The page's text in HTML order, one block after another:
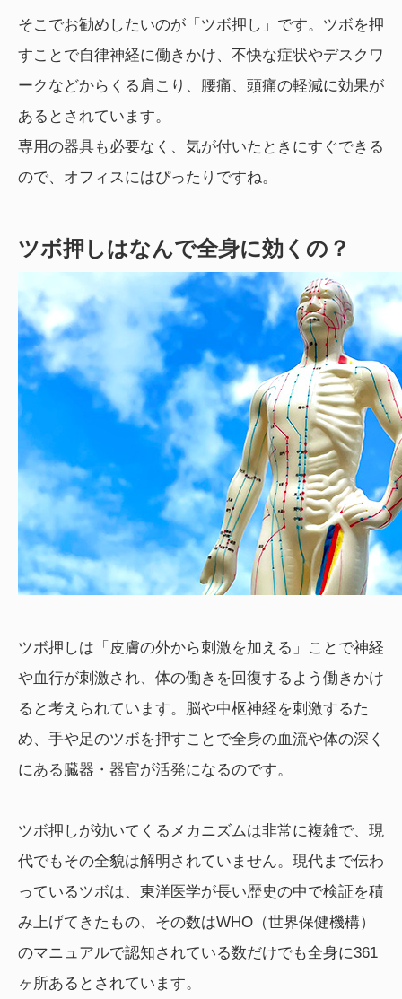
そこでお勧めしたいのが「ツボ押し」です。ツボを押
すことで自律神経に働きかけ、不快な症状やデスクワ
ークなどからくる肩こり、腰痛、頭痛の軽減に効果が
あるとされています。
専用の器具も必要なく、気が付いたときにすぐできる
ので、オフィスにはぴったりですね。
ツボ押しはなんで全身に効くの？
ツボ押しは「皮膚の外から刺激を加える」ことで神経
や血行が刺激され、体の働きを回復するよう働きかけ
ると考えられています。脳や中枢神経を刺激するた
め、手や足のツボを押すことで全身の血流や体の深く
にある臓器・器官が活発になるのです。
ツボ押しが効いてくるメカニズムは非常に複雑で、現
代でもその全貌は解明されていません。現代まで伝わ
っているツボは、東洋医学が長い歴史の中で検証を積
み上げてきたもの、その数はWHO（世界保健機構）
のマニュアルで認知されている数だけでも全身に361
ヶ所あるとされています。